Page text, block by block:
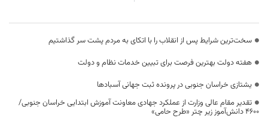
سخت‌ترین شرایط پس از انقلاب را با اتکای به مردم پشت سر گذاشتیم
هفته دولت بهترین فرصت برای تبیین خدمات نظام و دولت
یشتازی خراسان جنوبی در پرونده ثبت جهانی آسبادها
تقدیر مقام عالی وزارت از عملکرد جهادی معاونت آموزش ابتدایی خراسان جنوبی/
۴۶۰۰ دانش‌آموز زیر چتر «طرح حامی»